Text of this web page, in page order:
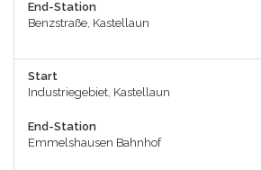
End-Station
Benzstraße, Kastellaun
Start
Industriegebiet, Kastellaun
End-Station
Emmelshausen Bahnhof